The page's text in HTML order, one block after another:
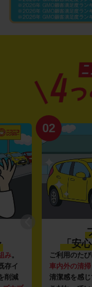
み。
存イ
削減
02
「安
ご利用のたび
車内外の清
清潔感を感